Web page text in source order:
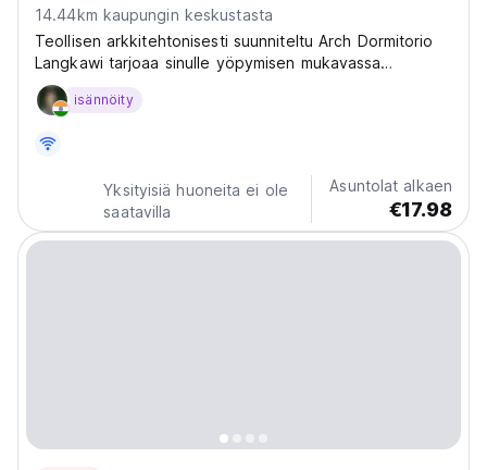
14.44km kaupungin keskustasta
Teollisen arkkitehtonisesti suunniteltu Arch Dormitorio
Langkawi tarjoaa sinulle yöpymisen mukavassa
yksittäisessä kapselikerrossängyssä.
isännöity
Yksityisiä huoneita ei ole
saatavilla
Asuntolat alkaen
€17.98